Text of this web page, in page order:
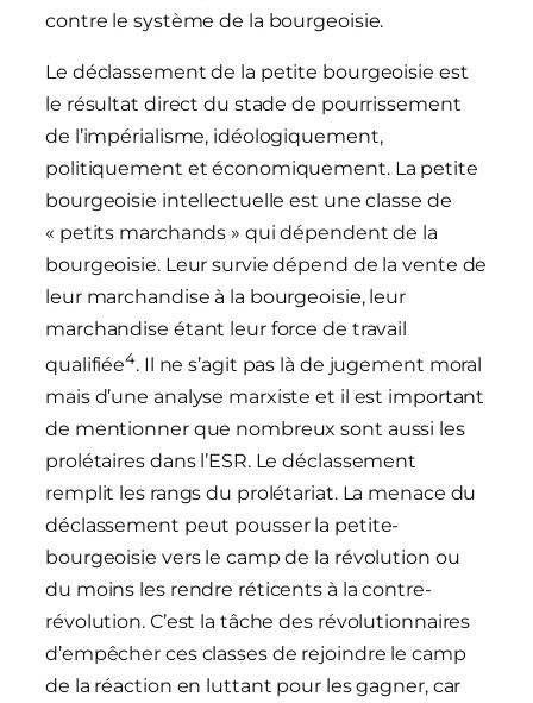
contre le système de la bourgeoisie.
Le déclassement de la petite bourgeoisie est
le résultat direct du stade de pourrissement
de l’impérialisme, idéologiquement,
politiquement et économiquement. La petite
bourgeoisie intellectuelle est une classe de
« petits marchands » qui dépendent de la
bourgeoisie. Leur survie dépend de la vente de
leur marchandise à la bourgeoisie, leur
marchandise étant leur force de travail
qualifiée4. Il ne s’agit pas là de jugement moral
mais d’une analyse marxiste et il est important
de mentionner que nombreux sont aussi les
prolétaires dans l’ESR. Le déclassement
remplit les rangs du prolétariat. La menace du
déclassement peut pousser la petite-
bourgeoisie vers le camp de la révolution ou
du moins les rendre réticents à la contre-
révolution. C’est la tâche des révolutionnaires
d’empêcher ces classes de rejoindre le camp
de la réaction en luttant pour les gagner, car